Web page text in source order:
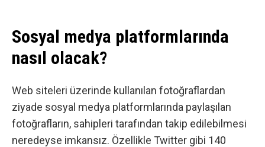
Sosyal medya platformlarında
nasıl olacak?
Web siteleri üzerinde kullanılan fotoğraflardan
ziyade sosyal medya platformlarında paylaşılan
fotoğrafların, sahipleri tarafından takip edilebilmesi
neredeyse imkansız. Özellikle Twitter gibi 140